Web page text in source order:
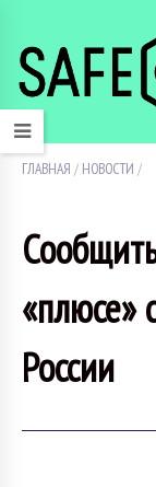
ГЛАВНАЯ / НОВОСТИ /
«плюсе»
России